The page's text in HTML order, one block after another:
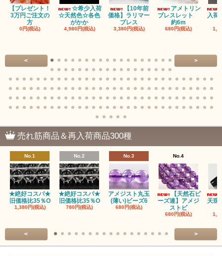
【プレゼント！
3万円ご注文の
方
0円(税込)
☆希少入荷
☆天然色☆各色
がかか
4,980円(税込)
【10年前
価格】ラリマー
ブレス
3,380円(税込)
アメトリン
ブレスレット
約6m
680円(税込)
入荷
< >
売れ筋商品＆再入荷商品300種
No.1
★絶好コスパ★
旧価格比35％O
1,380円(税込)
No.2
★絶好コスパ★
旧価格比35％O
780円(税込)
No.3
アメジスト丸玉
(薄い)ビーズ6
680円(税込)
No.4
【天然石ビ
ーズ連】アメジ
ストビ
680円(税込)
天珠
< >